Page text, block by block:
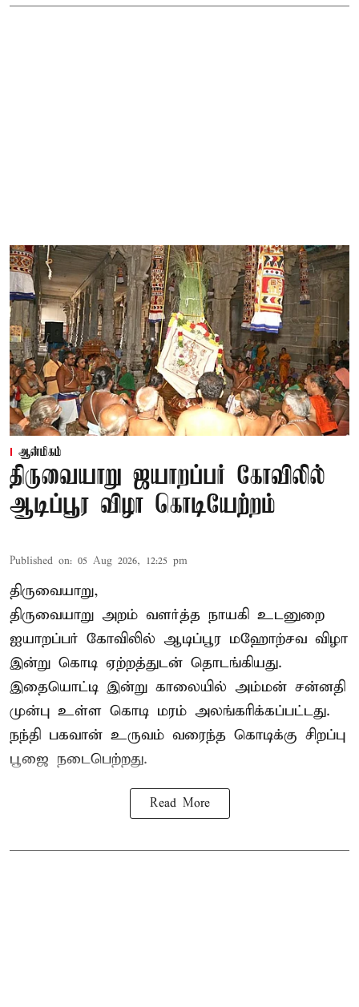
ஆன்மிகம்
திருவையாறு ஜயாறப்பர் கோவிலில்
ஆடிப்பூர விழா கொடியேற்றம்
Published on: 05 Aug 2026, 12:25 pm
திருவையாறு,
திருவையாறு அறம் வளர்த்த நாயகி உடனுறை
ஐயாறப்பர் கோவிலில் ஆடிப்பூர மஹோற்சவ விழா
இன்று கொடி ஏற்றத்துடன் தொடங்கியது.
இதையொட்டி இன்று காலையில் அம்மன் சன்னதி
முன்பு உள்ள கொடி மரம் அலங்கரிக்கப்பட்டது.
நந்தி பகவான் உருவம் வரைந்த கொடிக்கு சிறப்பு
பூஜை நடைபெற்றது.
Read More